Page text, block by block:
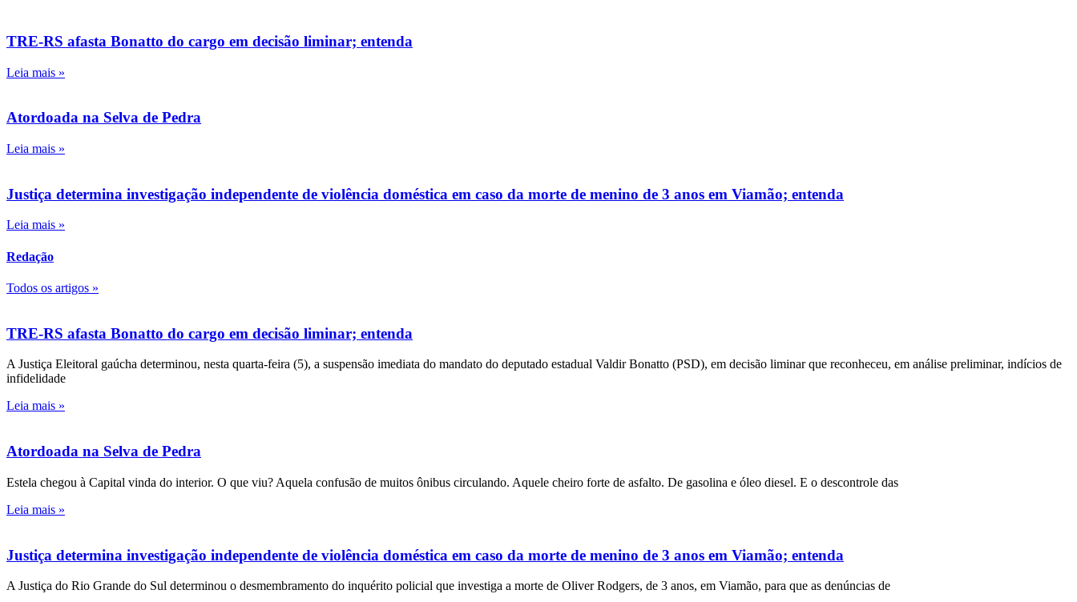
TRE-RS afasta Bonatto do cargo em decisão liminar; entenda
Leia mais »
Atordoada na Selva de Pedra
Leia mais »
Justiça determina investigação independente de violência doméstica em caso da morte de menino de 3 anos em Viamão; entenda
Leia mais »
Redação
Todos os artigos »
TRE-RS afasta Bonatto do cargo em decisão liminar; entenda
A Justiça Eleitoral gaúcha determinou, nesta quarta-feira (5), a suspensão imediata do mandato do deputado estadual Valdir Bonatto (PSD), em decisão liminar que reconheceu, em análise preliminar, indícios de
infidelidade
Leia mais »
Atordoada na Selva de Pedra
Estela chegou à Capital vinda do interior. O que viu? Aquela confusão de muitos ônibus circulando. Aquele cheiro forte de asfalto. De gasolina e óleo diesel. E o descontrole das
Leia mais »
Justiça determina investigação independente de violência doméstica em caso da morte de menino de 3 anos em Viamão; entenda
A Justiça do Rio Grande do Sul determinou o desmembramento do inquérito policial que investiga a morte de Oliver Rodgers, de 3 anos, em Viamão, para que as denúncias de